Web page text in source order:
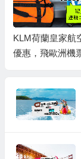
KLM荷蘭皇家航
優惠，飛歐洲機